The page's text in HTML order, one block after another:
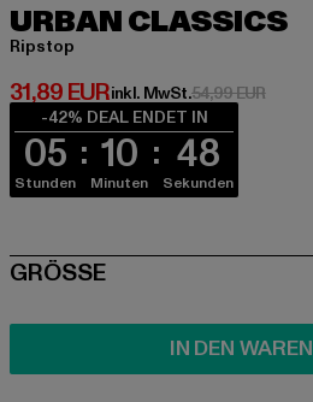
URBAN CLASSICS
Ripstop
31,89 EUR
Derzeitiger Preis: 31,89 EUR
inkl. MwSt.54,99 EUR
-42% DEAL ENDET IN
05
Stunden
10
Minuten
47
Sekunden
SIZE
GRÖSSE
IN DEN